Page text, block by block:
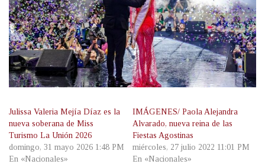
Julissa Valeria Mejía Díaz es la
nueva soberana de Miss
Turismo La Unión 2026
domingo, 31 mayo 2026 1:48 PM
En «Nacionales»
IMÁGENES/ Paola Alejandra
Alvarado, nueva reina de las
Fiestas Agostinas
miércoles, 27 julio 2022 11:01 PM
En «Nacionales»